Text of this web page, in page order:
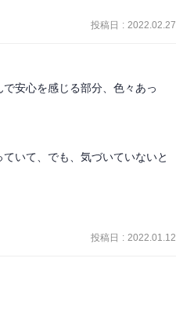
とすれば、自分を中心にしてい
厳しそう。参考にはなるし、罪
ッチ」を入れて意思表示しない
う。
の自分のような思いをして欲し
のは自分中心に自己主張してい
という気がする
投稿日 : 2022.02.27
安心を感じる部分、色々あっ
いて、でも、気づいていないと
く。
投稿日 : 2022.01.12